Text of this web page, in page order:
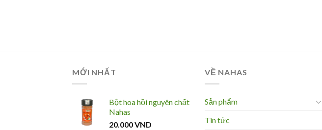
MỚI NHẤT
Bột hoa hồi nguyên chất
Nahas
20.000VND
VỀ NAHAS
Sản phẩm
Tin tức